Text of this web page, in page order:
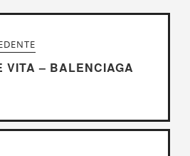
VITA – BALENCIAGA